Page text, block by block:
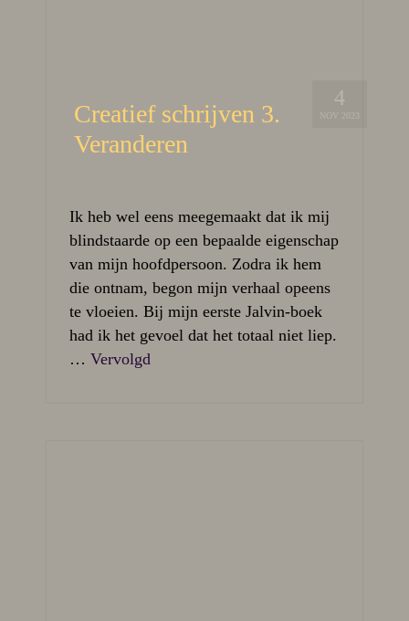
4
NOV 2023
Creatief schrijven 3.
Veranderen
Ik heb wel eens meegemaakt dat ik mij
blindstaarde op een bepaalde eigenschap
van mijn hoofdpersoon. Zodra ik hem
die ontnam, begon mijn verhaal opeens
te vloeien. Bij mijn eerste Jalvin-boek
had ik het gevoel dat het totaal niet liep.
… Vervolgd